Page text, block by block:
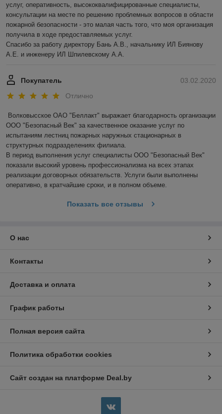
услуг, оперативность, высококвалифицированные специалисты,
консультации на месте по решению проблемных вопросов в области
пожарной безопасности - это малая часть того, что моя организация
получила в ходе предоставляемых услуг.
Спасибо за работу директору Бань А.В., начальнику ИЛ Биянову
А.Е. и инженеру ИЛ Шпилевскому А.А.
03.02.2020
Покупатель
Отлично
Волковысское ОАО "Беллакт" выражает благодарность организации
ООО "Безопасный Век" за качественное оказание услуг по
испытаниям лестниц пожарных наружных стационарных в
структурных подразделениях филиала.
В период выполнения услуг специалисты ООО "Безопасный Век"
показали высокий уровень профессионализма на всех этапах
реализации договорных обязательств. Услуги были выполнены
оперативно, в кратчайшие сроки, и в полном объеме.
Показать все отзывы
О нас
Контакты
Доставка и оплата
График работы
Полная версия сайта
Политика обработки cookies
Сайт создан на платформе Deal.by